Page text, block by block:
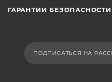
ГАРАНТИИ
ПОДПИСАТЬСЯ НА